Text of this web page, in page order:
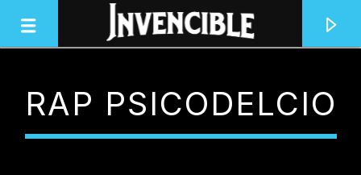
INVENCIBLE RADIO
JUNTOS SOMOS INVENCIBLES
RAP PSICODELCIO